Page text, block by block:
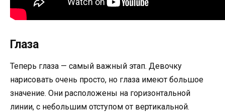
Глаза
Теперь глаза — самый важный этап. Девочку
нарисовать очень просто, но глаза имеют большое
значение. Они расположены на горизонтальной
линии, с небольшим отступом от вертикальной.